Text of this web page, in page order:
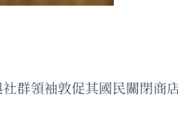
群領袖敦促其國民關閉商